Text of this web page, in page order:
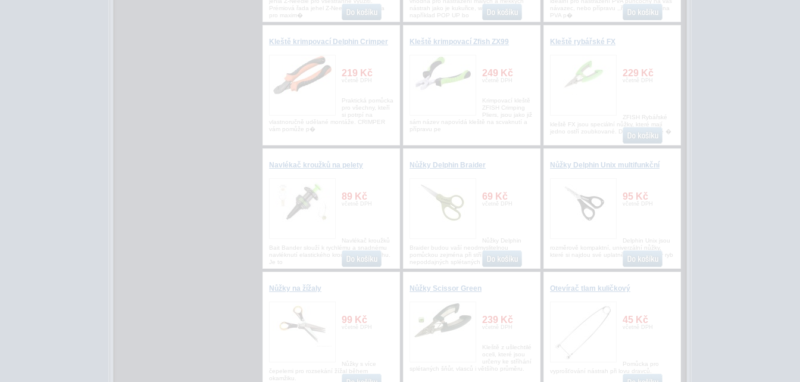
Prémiová řada jehel Z-Needle je navržena
pro maxim�
nástrah jako je kukuřice, wafters nebo
například POP UP bo
návazec, nebo přípravu ,,řetízku" boilies na
PVA p�
Kleště krimpovací Delphin Crimper
219 Kč
včetně DPH
Praktická pomůcka
pro všechny, kteří
si potrpí na
vlastnoručně udělané montáže. CRIMPER
vám pomůže p�
Kleště krimpovací Zfish ZX99
249 Kč
včetně DPH
Krimpovací kleště
ZFISH Crimping
Pliers, jsou jako již
sám název napovídá kleště na scvaknutí a
přípravu pe
Kleště rybářské FX
229 Kč
včetně DPH
ZFISH Rybářské
kleště FX jsou speciální nůžky, které mají
jedno ostří zoubkované. Díky této úpravě �
Navlékač kroužků na pelety
89 Kč
včetně DPH
Navlékač kroužků
Bait Bander slouží k rychlému a snadnému
navléknutí elastického kroužku na nástrahu.
Je to
Nůžky Delphin Braider
69 Kč
včetně DPH
Nůžky Delphin
Braider budou vaší neodmyslitelnou
pomůckou zejména při stříhání
nepoddajných splétaných ná
Nůžky Delphin Unix multifunkční
95 Kč
včetně DPH
Delphin Unix jsou
rozměrově kompaktní, univerzální nůžky,
které si najdou své uplatnění při jakékoliv ryb
Nůžky na žížaly
99 Kč
včetně DPH
Nůžky s více
čepelemi pro rozsekání žížal během
okamžiku.
Nůžky Scissor Green
239 Kč
včetně DPH
Kleště z ušlechtilé
oceli, které jsou
určeny ke stříhání
splétaných šňůr, vlasců i většího průměru.
Otevírač tlam kuličkový
45 Kč
včetně DPH
Pomůcka pro
vyprošťování nástrah při lovu dravců.